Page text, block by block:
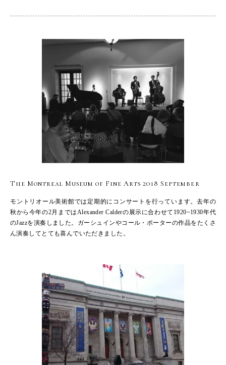
The Montreal Museum of Fine Arts 2018 September
モントリオール美術館では定期的にコンサートを行っています。去年の
秋から今年の2月まではAlexander Calderの展示に合わせて1920~1930年代
のJazzを演奏しました。ガーシュインやコール・ポーターの作品をたくさ
ん演奏してとても喜んでいただきました。